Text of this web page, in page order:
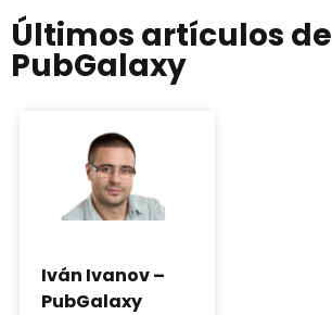
Últimos artículos de
PubGalaxy
Iván Ivanov –
PubGalaxy